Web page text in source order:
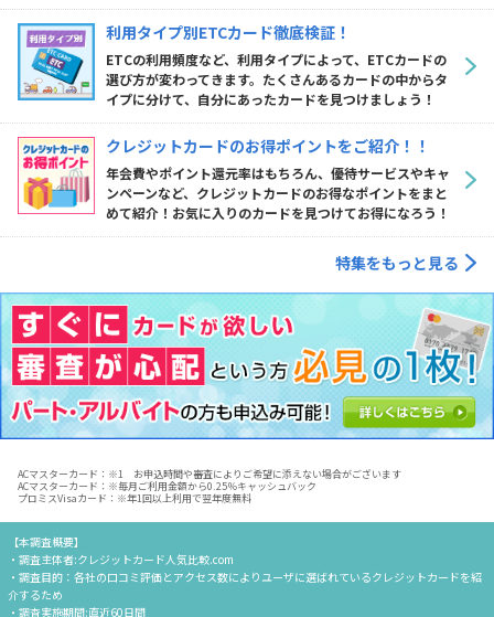
利用タイプ別ETCカード徹底検証！
ETCの利用頻度など、利用タイプによって、ETCカードの
選び方が変わってきます。たくさんあるカードの中からタ
イプに分けて、自分にあったカードを見つけましょう！
クレジットカードのお得ポイントをご紹介！！
年会費やポイント還元率はもちろん、優待サービスやキャ
ンペーンなど、クレジットカードのお得なポイントをまと
めて紹介！お気に入りのカードを見つけてお得になろう！
特集をもっと見る
ACマスターカード：※1 お申込時間や審査によりご希望に添えない場合がございます
ACマスターカード：※毎月ご利用金額から0.25％キャッシュバック
プロミスVisaカード：※年1回以上利用で翌年度無料
【本調査概要】
・調査主体者:クレジットカード人気比較.com
・調査目的：各社の口コミ評価とアクセス数によりユーザに選ばれているクレジットカードを紹
介するため
・調査実施期間:直近60日間